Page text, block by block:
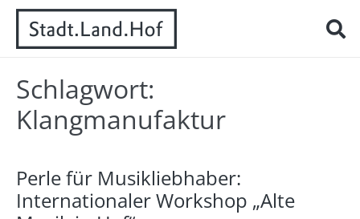
Schlagwort:
Klangmanufaktur
Perle für Musikliebhaber:
Internationaler Workshop „Alte